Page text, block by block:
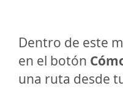
Dentro de este
en el botón
una ruta desde